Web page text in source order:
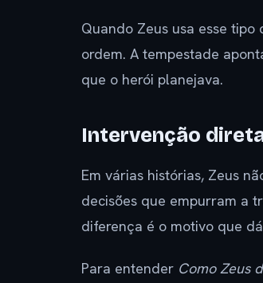
Quando Zeus usa esse
ordem. A tempestade
que o herói planejava.
Intervenção
Em várias histórias, Zeus
decisões que empurram a
diferença é o motivo que
Para entender Como Zeus